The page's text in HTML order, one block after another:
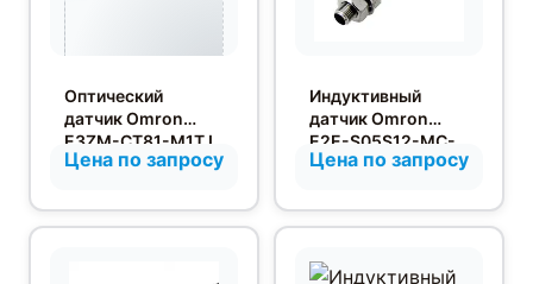
Оптический
датчик Omron
E3ZM-CT81-M1TJ
0.3M
Цена по запросу
Индуктивный
датчик Omron
E2E-S05S12-MC-
C1
Цена по запросу